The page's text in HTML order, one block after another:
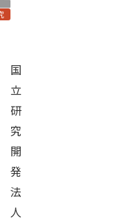
国
立
研
究
開
発
法
人